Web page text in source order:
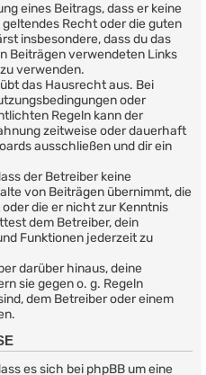
eines Beitrags, dass er keine
Recht oder die guten
insbesondere, dass du das
Beiträgen verwendeten Links
verwenden.
das Hausrecht aus. Bei
oder
Regeln kann der
zeitweise oder dauerhaft
ausschließen und dir ein
der Betreiber keine
von Beiträgen übernimmt, die
die er nicht zur Kenntnis
dem Betreiber, dein
Funktionen jederzeit zu
darüber hinaus, deine
sie gegen o. g. Regeln
dem Betreiber oder einem
es sich bei phpBB um eine